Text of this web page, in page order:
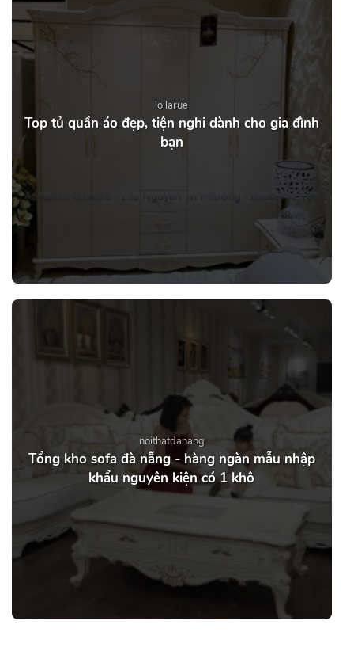
loilarue
Top tủ quần áo đẹp, tiện nghi dành cho gia đình
bạn
noithatdanang
Tổng kho sofa đà nẵng - hàng ngàn mẫu nhập
khẩu nguyên kiện có 1 khô